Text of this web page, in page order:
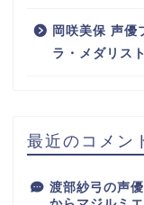
岡咲美保 声優
ラ・メダリス
最近のコメン
渡部紗弓の声